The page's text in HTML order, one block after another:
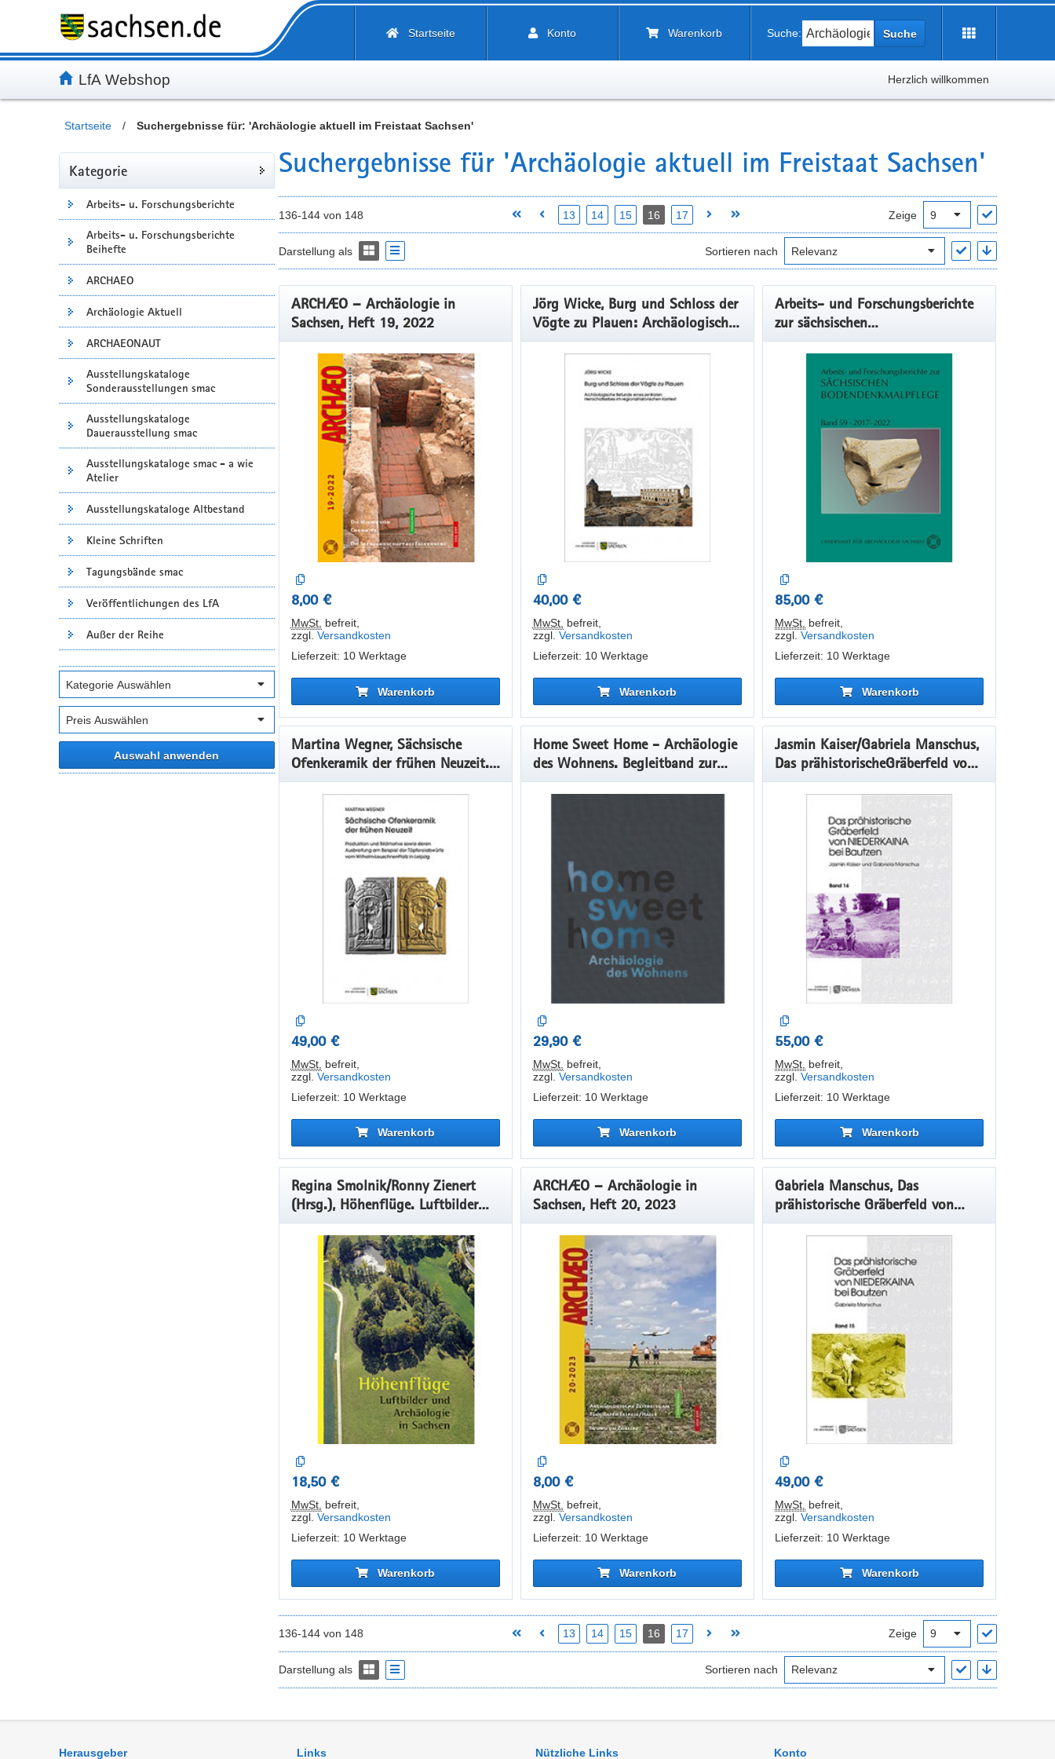
Inhalt
Kundenmenü
Artikelsuche
Servicemenü
Startseite Konto Warenkorb Suche: Suche
LfA Webshop Herzlich willkommen
Startseite / Suchergebnisse für: 'Archäologie aktuell im Freistaat Sachsen'
Kategorie
Arbeits- u. Forschungsberichte
Arbeits- u. Forschungsberichte
Beihefte
ARCHAEO
Archäologie Aktuell
ARCHAEONAUT
Ausstellungskataloge
Sonderausstellungen smac
Ausstellungskataloge
Dauerausstellung smac
Ausstellungskataloge smac - a wie
Atelier
Ausstellungskataloge Altbestand
Kleine Schriften
Tagungsbände smac
Veröffentlichungen des LfA
Außer der Reihe
Auswahl anwenden
Suchergebnisse für 'Archäologie aktuell im Freistaat Sachsen'
136-144 von 148 13 14 15 16 17 Zeige
Darstellung als Sortieren nach
ARCHÆO – Archäologie in
Sachsen, Heft 19, 2022
8,00 €
MwSt. befreit,
zzgl. Versandkosten
Lieferzeit: 10 Werktage
Warenkorb
Jörg Wicke, Burg und Schloss der
Vögte zu Plauen: Archäologische
Befunde eines zentralen
Herrschaftssitzes im
regionalhistorischen Kontext.
40,00 €
MwSt. befreit,
zzgl. Versandkosten
Lieferzeit: 10 Werktage
Warenkorb
Arbeits- und Forschungsberichte
zur sächsischen
Bodendenkmalpflege, Band 59,
2017–2022
85,00 €
MwSt. befreit,
zzgl.Versandkosten
Lieferzeit: 10 Werktage
Warenkorb
Martina Wegner, Sächsische
Ofenkeramik der frühen Neuzeit.
Produktion und Bildmotive sowie
deren Ausbreitung am Beispiel der
Töpfereiabwürfe vom Wilhelm-
Leuschner-Platz in Leipzig
49,00 €
MwSt. befreit,
zzgl. Versandkosten
Lieferzeit: 10 Werktage
Warenkorb
Home Sweet Home - Archäologie
des Wohnens. Begleitband zur
Ausstellung
29,90 €
MwSt. befreit,
zzgl. Versandkosten
Lieferzeit: 10 Werktage
Warenkorb
Jasmin Kaiser/Gabriela Manschus,
Das prähistorischeGräberfeld von
Niederkaina bei Bautzen, Band 14
55,00 €
MwSt. befreit
zzgl.Versandkosten
Lieferzeit: 10 Werktage
Warenkorb
Regina Smolnik/Ronny Zienert
(Hrsg.), Höhenflüge. Luftbilder
und Archäologie in Sachsen
18,50 €
MwSt. befreit,
zzgl. Versandkosten
Lieferzeit: 10 Werktage
Warenkorb
ARCHÆO – Archäologie in
Sachsen, Heft 20, 2023
8,00 €
MwSt. befreit,
zzgl. Versandkosten
Lieferzeit: 10 Werktage
Warenkorb
Gabriela Manschus, Das
prähistorische Gräberfeld von
Niederkaina bei Bautzen, Band 15
49,00 €
MwSt. befreit
zzgl.Versandkosten
Lieferzeit: 10 Werktage
Warenkorb
136-144 von 148 13 14 15 16 17 Zeige
Darstellung als Sortieren nach
Herausgeber Links Nützliche Links Konto